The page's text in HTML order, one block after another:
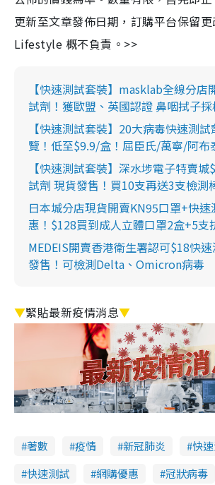
更新至文章發佈日期，訂購平台保留
Lifestyle 概不負責。>>
【快速測試套裝】masklab全線分店
試劑！獲歐盟、英國認證 鼻咽拭子
【快速測試套裝】20大病毒快速測
覽！低至$9.9/盒！屈臣氏/萬寧/阿
【快速測試套裝】深水埗電子特賣
試劑 現貨發售！買10支再送3支檢測
日本城分店現貨開賣KN95口罩+快
惠！$128買到成人立體口罩2盒+5支
MEDEIS開賣香港衛生署認可$18快
發售！可檢測Delta、Omicron病毒
▼緊貼最新疫情消息▼
著數 疫情 新冠肺炎
快
快速測試
網購優惠
冠狀病毒